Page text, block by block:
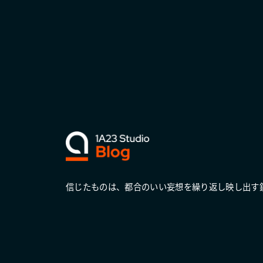
信じたものは、都合のいい妄想を繰り返し映し出す